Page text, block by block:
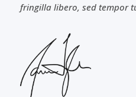
fringilla libero, sed tempor